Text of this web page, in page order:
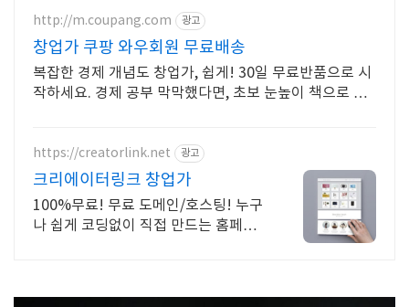
http://m.coupang.com 광고
창업가 쿠팡 와우회원 무료배송
복잡한 경제 개념도 창업가, 쉽게! 30일 무료반품으로 시
작하세요. 경제 공부 막막했다면, 초보 눈높이 책으로 현
https://creatorlink.net 광고
크리에이터링크 창업가
100%무료! 무료 도메인/호스팅! 누구
나 쉽게 코딩없이 직접 만드는 홈페이